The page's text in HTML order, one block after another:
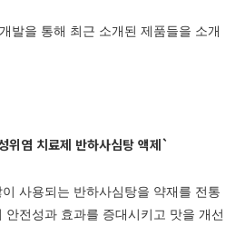
발을 통해 최근 소개된 제품들을 소개
위염 치료제 반하사심탕 액제`
사용되는 반하사심탕을 약재를 전통
안전성과 효과를 증대시키고 맛을 개선